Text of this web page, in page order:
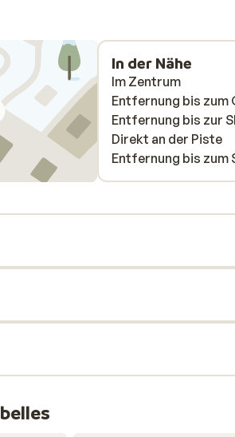
In der Nähe
Im Zentrum
Entfernung bis zum
Entfernung bis zur
Direkt an der Piste
Entfernung bis zum